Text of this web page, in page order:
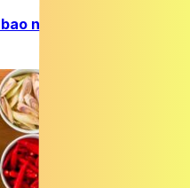
nhiêu cà phê mỗi